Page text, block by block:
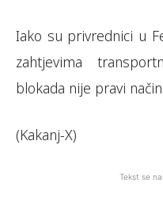
Iako su privrednici u
zahtjevima
blokada nije pravi
(Kakanj-X)
Tekst se